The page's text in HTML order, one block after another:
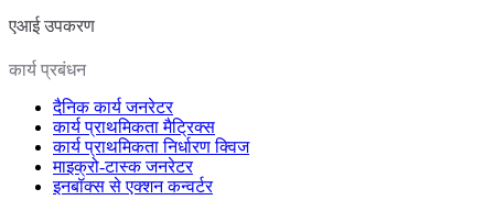
एआई उपकरण
कार्य प्रबंधन
दैनिक कार्य जनरेटर
कार्य प्राथमिकता मैट्रिक्स
कार्य प्राथमिकता निर्धारण क्विज
माइक्रो-टास्क जनरेटर
इनबॉक्स से एक्शन कन्वर्टर